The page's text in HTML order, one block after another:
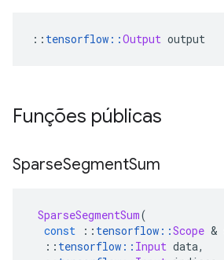
:: tensorflow ::Output output
Funções públicas
SparseSegmentSum
SparseSegmentSum(
const
:: tensorflow ::Scope &
:: tensorflow :: Input data,